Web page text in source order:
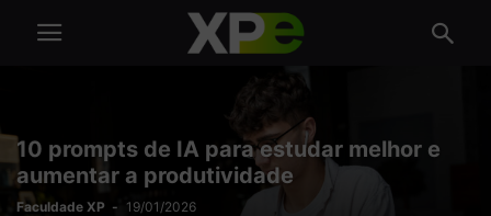
10 prompts de IA para estudar melhor e
aumentar a produtividade
Faculdade XP - 19/01/2026